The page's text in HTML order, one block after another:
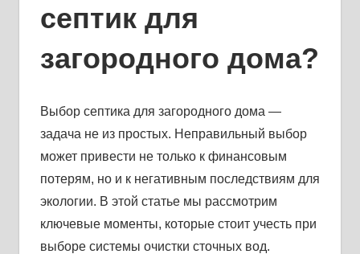
септик для
загородного дома?
Выбор септика для загородного дома —
задача не из простых. Неправильный выбор
может привести не только к финансовым
потерям, но и к негативным последствиям для
экологии. В этой статье мы рассмотрим
ключевые моменты, которые стоит учесть при
выборе системы очистки сточных вод.